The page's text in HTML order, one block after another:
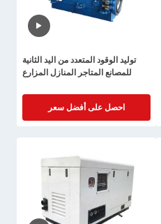
توليد الوقود المتعدد من اليد الثانية
للمصانع المتاجر المنازل المزارع
احصل على أفضل سعر